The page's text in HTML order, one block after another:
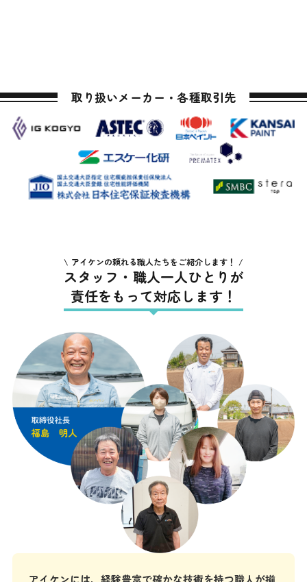
取り扱いメーカー・各種取引先
アイケンの頼れる職人たちをご紹介します！
スタッフ・職人一人ひとりが
責任をもって対応します！
アイケンには、経験豊富で確かな技術を持つ職人が揃